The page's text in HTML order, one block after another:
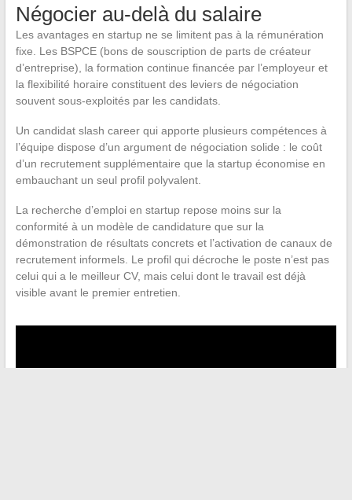
Négocier au-delà du salaire
Les avantages en startup ne se limitent pas à la rémunération
fixe. Les BSPCE (bons de souscription de parts de créateur
d’entreprise), la formation continue financée par l’employeur et
la flexibilité horaire constituent des leviers de négociation
souvent sous-exploités par les candidats.
Un candidat slash career qui apporte plusieurs compétences à
l’équipe dispose d’un argument de négociation solide : le coût
d’un recrutement supplémentaire que la startup économise en
embauchant un seul profil polyvalent.
La recherche d’emploi en startup repose moins sur la
conformité à un modèle de candidature que sur la
démonstration de résultats concrets et l’activation de canaux de
recrutement informels. Le profil qui décroche le poste n’est pas
celui qui a le meilleur CV, mais celui dont le travail est déjà
visible avant le premier entretien.